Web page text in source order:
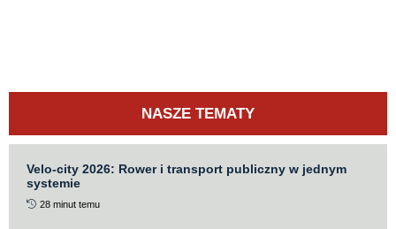
NASZE TEMATY
Velo-city 2026: Rower i transport publiczny w jednym
systemie
28 minut temu